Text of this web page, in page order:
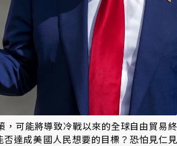
，可能將導致冷戰以來的全球自由貿易終
達成美國人民想要的目標？恐怕見仁見